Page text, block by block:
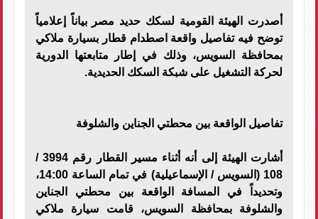
أصدرت الهيئة القومية لسكك حديد مصر بياناً إعلامياً
توضح فيه تفاصيل واقعة اصطدام قطار بسيارة ملاكي
بمحافظة السويس، وذلك في إطار متابعتها الدورية
لحركة التشغيل على شبكة السكك الحديدية.
​تفاصيل الواقعة بين محطتي الجناين والشلوفة
​أشارت الهيئة إلى أنه أثناء مسير القطار رقم 3994 /
108 (السويس / الإسماعيلية) في تمام الساعة 14:00،
وتحديداً في المسافة الواقعة بين محطتي الجناين
والشلوفة بمحافظة السويس، قامت سيارة ملاكي